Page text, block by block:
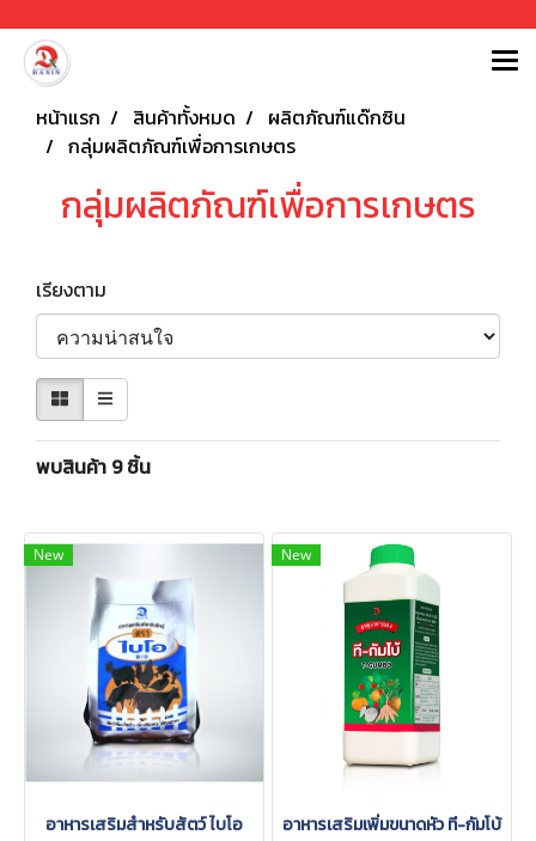
หน้าแรก สินค้าทั้งหมด
ผลิตภัณฑ์แด๊กซิน
กลุ่มผลิตภัณฑ์เพื่อการเกษตร
กลุ่มผลิตภัณฑ์เพื่อการเกษตร
เรียงตาม
พบสินค้า 9 ชิ้น
New
อาหารเสริมสำหรับสัตว์ ไบโอ
New
อาหารเสริมเพิ่มขนาดหัว ที-กัมโบ้